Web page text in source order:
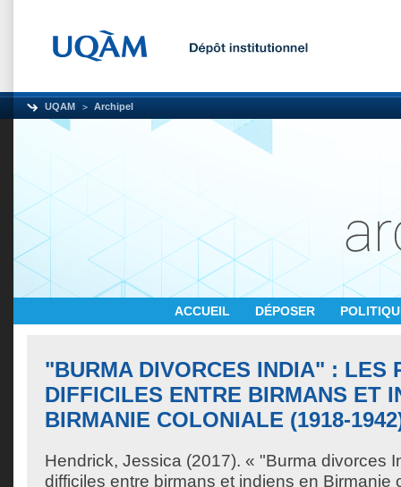
UQAM Archipel
ACCUEIL DÉPOSER
"BURMA DIVORCES INDIA" : LES
DIFFICILES ENTRE BIRMANS ET
BIRMANIE COLONIALE (1918-
Hendrick, Jessica (2017). « "Burma divorces
difficiles entre birmans et indiens en Birmanie